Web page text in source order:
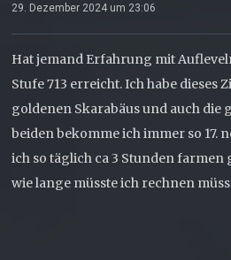
29. Dezember 2024 um 23:06
Hat jemand Erfahrung mit
Stufe 713 erreicht. Ich habe dieses
goldenen Skarabäus und auch die
beiden bekomme ich immer so 17.
ich so täglich ca 3 Stunden farmen
wie lange müsste ich rechnen